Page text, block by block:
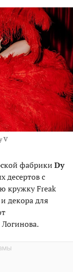
V
фабрики Dy
десертов с
кружку Freak
декора для